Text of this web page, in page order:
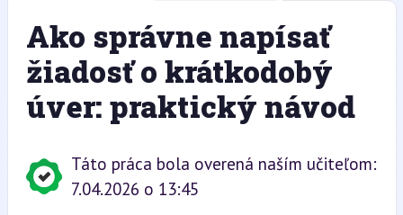
Ako správne napísať
žiadosť o krátkodobý
úver: praktický návod
Táto práca bola overená naším učiteľom:
7.04.2026 o 13:45